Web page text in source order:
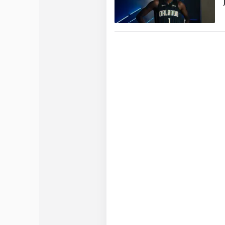
carrière NBA : les Los
Celtics mais surtout le
l’équipe floridienne
Remplaçant de